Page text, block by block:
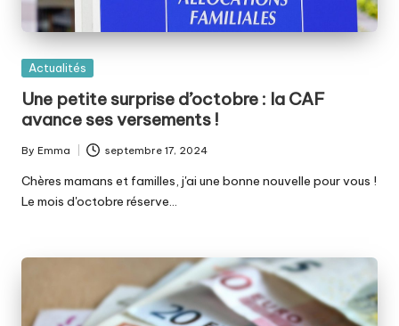
Posted
Actualités
Une petite surprise d’octobre : la CAF
avance ses versements !
Posted
by
By Emma septembre 17, 2024
Chères mamans et familles, j'ai une bonne nouvelle pour vous !
Le mois d'octobre réserve…